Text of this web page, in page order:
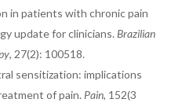
in patients with chronic pain
update for clinicians. Brazilian
, 27(2): 100518.
sensitization: implications
of pain. Pain, 152(3